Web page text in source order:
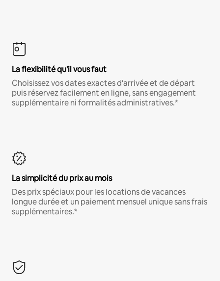
La flexibilité qu'il vous faut
Choisissez vos dates exactes d'arrivée et de départ
puis réservez facilement en ligne, sans engagement
supplémentaire ni formalités administratives.*
La simplicité du prix au mois
Des prix spéciaux pour les locations de vacances
longue durée et un paiement mensuel unique sans frais
supplémentaires.*